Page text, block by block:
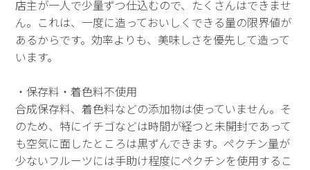
店主が一人で少量ずつ仕込むので、たくさんはできませ
ん。これは、一度に造っておいしくできる量の限界値が
あるからです。効率よりも、美味しさを優先して造って
います。
・保存料・着色料不使用
合成保存料、着色料などの添加物は使っていません。そ
のため、特にイチゴなどは時間が経つと未開封であって
も空気に面したところは黒ずんできます。ペクチン量が
少ないフルーツには手助け程度にペクチンを使用するこ